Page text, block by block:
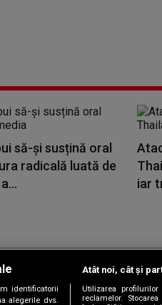
să-și susțină oral
radicală luată de
iar
Copyright © 2026 / DIGI
și condiții |Politica de
identificatorii
alegerile dvs.
Atât noi, cât și
Utilizarea
reclamelor.